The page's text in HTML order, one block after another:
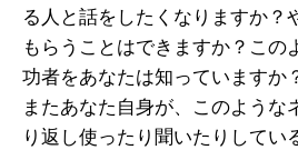
る人と話をしたくなりますか？
もらうことはできますか？この
功者をあなたは知っていますか
またあなた自身が、このような
り返し使ったり聞いたりしてい